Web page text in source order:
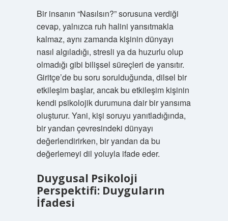
Bir insanın “Nasılsın?” sorusuna verdiği
cevap, yalnızca ruh halini yansıtmakla
kalmaz, aynı zamanda kişinin dünyayı
nasıl algıladığı, stresli ya da huzurlu olup
olmadığı gibi bilişsel süreçleri de yansıtır.
Giritçe’de bu soru sorulduğunda, dilsel bir
etkileşim başlar, ancak bu etkileşim kişinin
kendi psikolojik durumuna dair bir yansıma
oluşturur. Yani, kişi soruyu yanıtladığında,
bir yandan çevresindeki dünyayı
değerlendirirken, bir yandan da bu
değerlemeyi dil yoluyla ifade eder.
Duygusal Psikoloji
Perspektifi: Duyguların
İfadesi